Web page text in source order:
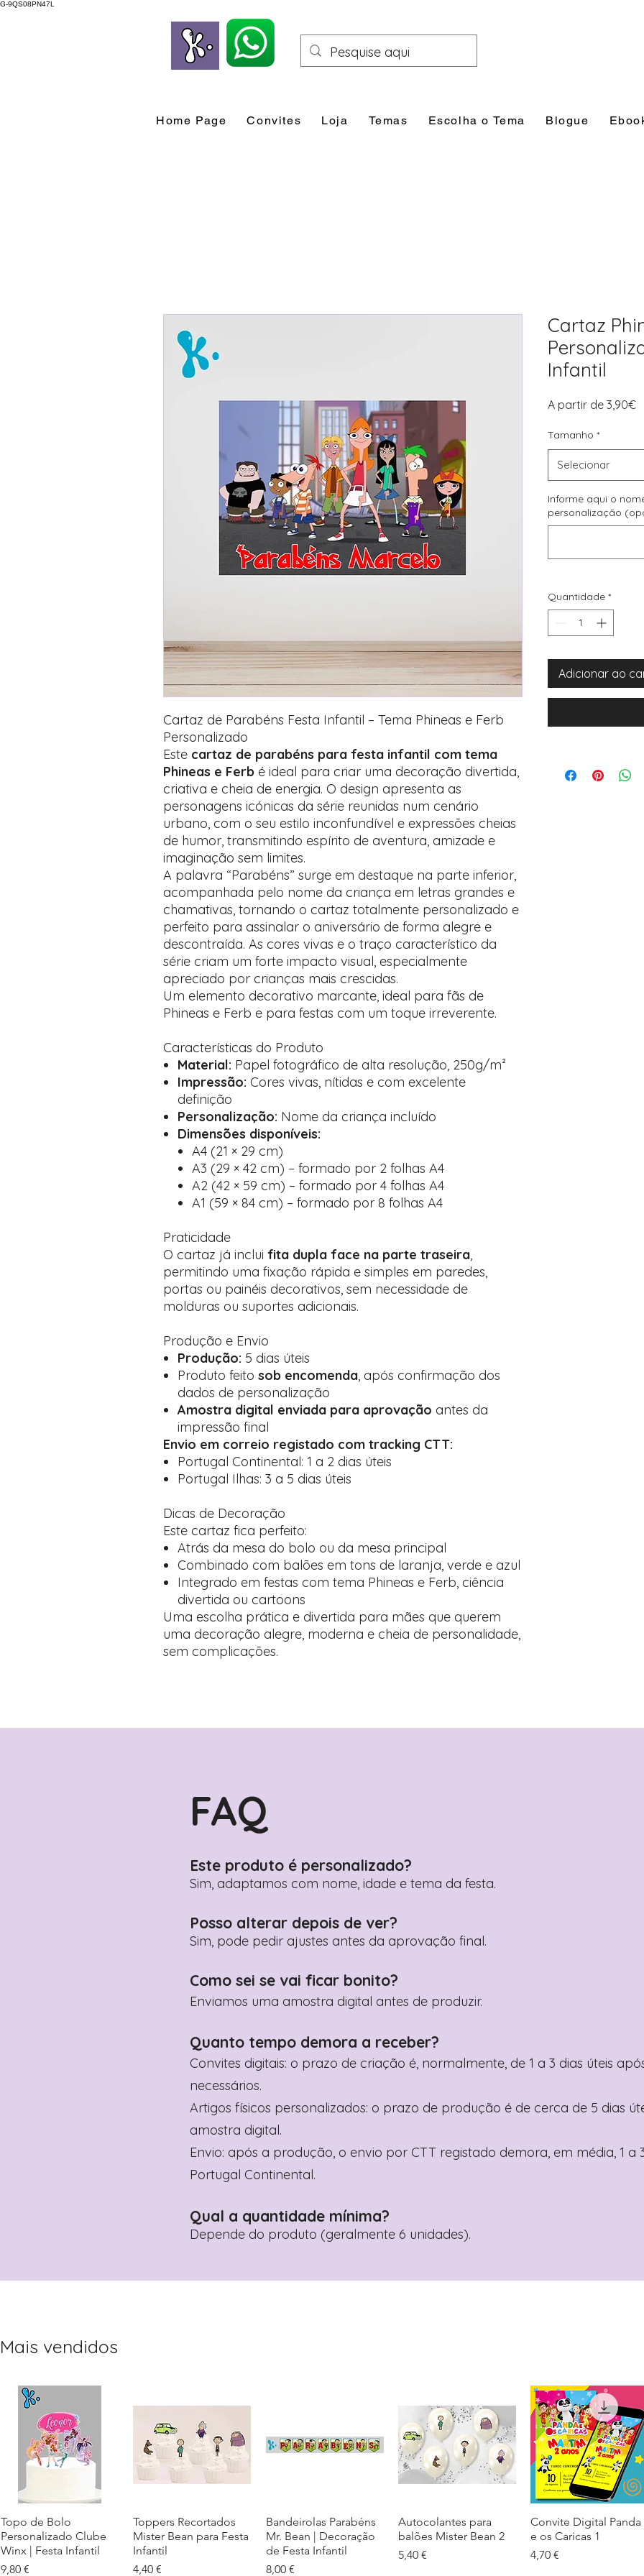
G-9QS08PN47L
Home Page Convites Loja Temas Escolha o Tema Blogue
Cartaz de Parabéns Festa Infantil – Tema Phineas e Ferb
Personalizado
Este cartaz de parabéns para festa infantil com tema
Phineas e Ferb é ideal para criar uma decoração divertida,
criativa e cheia de energia. O design apresenta as
personagens icónicas da série reunidas num cenário
urbano, com o seu estilo inconfundível e expressões cheias
de humor, transmitindo espírito de aventura, amizade e
imaginação sem limites.
A palavra “Parabéns” surge em destaque na parte inferior,
acompanhada pelo nome da criança em letras grandes e
chamativas, tornando o cartaz totalmente personalizado e
perfeito para assinalar o aniversário de forma alegre e
descontraída. As cores vivas e o traço característico da
série criam um forte impacto visual, especialmente
apreciado por crianças mais crescidas.
Um elemento decorativo marcante, ideal para fãs de
Phineas e Ferb e para festas com um toque irreverente.
Características do Produto
Material: Papel fotográfico de alta resolução, 250g/m²
Impressão: Cores vivas, nítidas e com excelente
definição
Personalização: Nome da criança incluído
Dimensões disponíveis:
A4 (21 × 29 cm)
A3 (29 × 42 cm) – formado por 2 folhas A4
A2 (42 × 59 cm) – formado por 4 folhas A4
A1 (59 × 84 cm) – formado por 8 folhas A4
Praticidade
O cartaz já inclui fita dupla face na parte traseira,
permitindo uma fixação rápida e simples em paredes,
portas ou painéis decorativos, sem necessidade de
molduras ou suportes adicionais.
Produção e Envio
Produção: 5 dias úteis
Produto feito sob encomenda, após confirmação dos
dados de personalização
Amostra digital enviada para aprovação antes da
impressão final
Envio em correio registado com tracking CTT:
Portugal Continental: 1 a 2 dias úteis
Portugal Ilhas: 3 a 5 dias úteis
Dicas de Decoração
Este cartaz fica perfeito:
Atrás da mesa do bolo ou da mesa principal
Combinado com balões em tons de laranja, verde e azul
Integrado em festas com tema Phineas e Ferb, ciência
divertida ou cartoons
Uma escolha prática e divertida para mães que querem
uma decoração alegre, moderna e cheia de personalidade,
sem complicações.
Cartaz
Infantil
A partir de 3,90€
Tamanho *
Selecionar
Informe aqui o
personalização
Quantidade *
Adicionar ao
FAQ
Este produto é personalizado?
Sim, adaptamos com nome, idade e tema da festa.
Posso alterar depois de ver?
Sim, pode pedir ajustes antes da aprovação final.
Como sei se vai ficar bonito?
Enviamos uma amostra digital antes de produzir.
Quanto tempo demora a receber?
Convites digitais: o prazo de criação é, normalmente, de 1 a 3 dias úteis
necessários.
Artigos físicos personalizados: o prazo de produção é de cerca de 5 dias
amostra digital.
Envio: após a produção, o envio por CTT registado demora, em média, 1 a
Portugal Continental.
Qual a quantidade mínima?
Depende do produto (geralmente 6 unidades).
Mais vendidos
Visualização rápida
Topo de Bolo
Personalizado Clube
Winx | Festa Infantil
Preço
9,80 €
Visualização rápida
Toppers Recortados
Mister Bean para Festa
Infantil
Preço
4,40 €
Visualização rápida
Bandeirolas Parabéns
Mr. Bean | Decoração
de Festa Infantil
Preço
8,00 €
Visualização rápida
Autocolantes para
balões Mister Bean 2
Preço
5,40 €
Visualização rápida
Convite Digital Panda
e os Caricas 1
Preço
4,70 €